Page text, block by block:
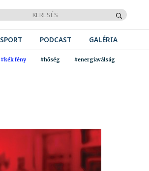
SPORT PODCAST GALÉRIA
#kék fény #hőség #energiaválság